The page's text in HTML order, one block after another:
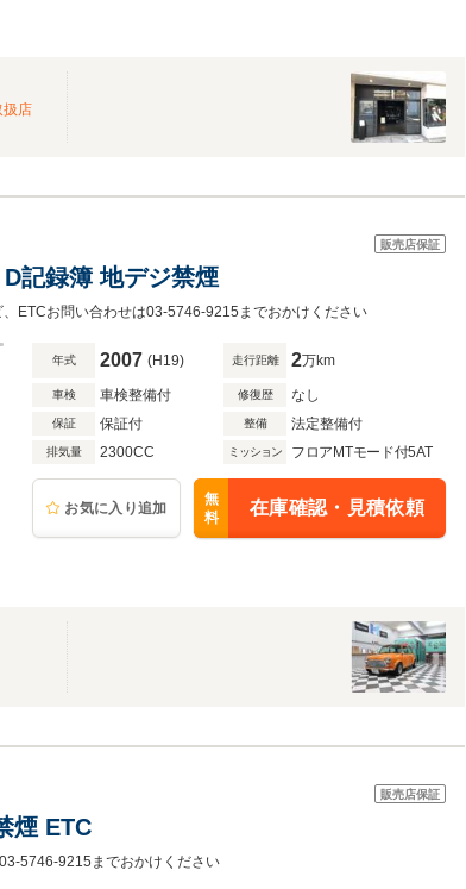
扱店
販売店保証
記録簿 地デジ禁煙
ETCお問い合わせは03-5746-9215までおかけください
年式 2007 (H19) 走行距離 2万km
車検 車検整備付 修復歴 なし
保証 保証付 整備 法定整備付
排気量 2300CC ミッション フロアMTモード付5AT
お気に入り追加
無
料
在庫確認・見積依頼
販売店保証
煙 ETC
5746-9215までおかけください